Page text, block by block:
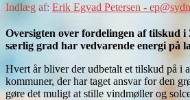
Indlæg af: Erik Egvad Petersen -
Oversigten over fordelingen af tilskud
særlig grad har vedvarende energi på
Hvert år bliver der udbetalt et tilskud på i
kommuner, der har taget ansvar for den
gøre det muligt at stille vindmøller og